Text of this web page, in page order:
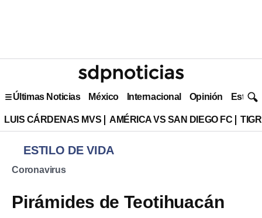
Últimas Noticias México Internacional Opinión Estilo
LUIS CÁRDENAS MVS AMÉRICA VS SAN DIEGO FC
ESTILO DE VIDA
Coronavirus
Pirámides de Teotihuacán